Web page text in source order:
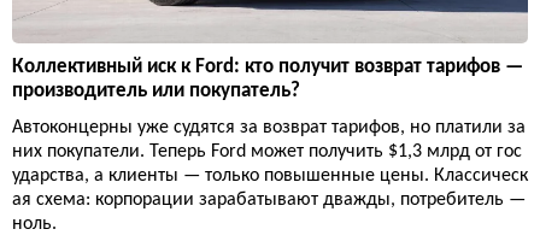
Коллективный иск к Ford: кто получит возврат тарифов —
производитель или покупатель?
Автоконцерны уже судятся за возврат тарифов, но платили за
них покупатели. Теперь Ford может получить $1,3 млрд от гос
ударства, а клиенты — только повышенные цены. Классическ
ая схема: корпорации зарабатывают дважды, потребитель —
ноль.